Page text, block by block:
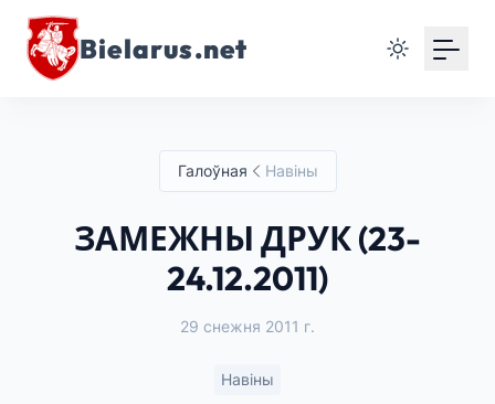
Bielarus.net
Галоўная Навіны
ЗАМЕЖНЫ ДРУК (23-
24.12.2011)
29 снежня 2011 г.
Навіны